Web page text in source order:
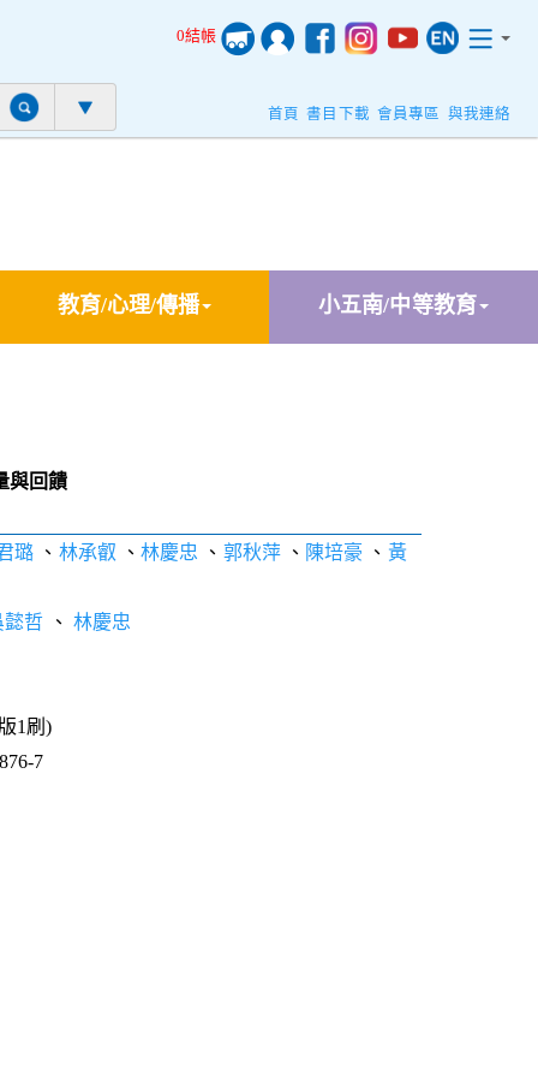
0結帳
首頁 書目下載 會員專區 與我連絡
教育/心理/傳播 小五南/中等教育
與回饋
璐 、 林承叡 、林慶忠 、 郭秋萍、 陳培豪 、 黃
懿哲 、 林慶忠
1刷)
7